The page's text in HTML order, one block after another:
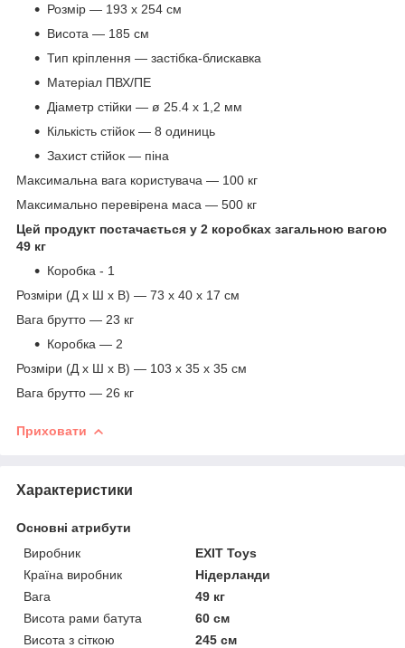
Розмір — 193 х 254 см
Висота — 185 см
Тип кріплення — застібка-блискавка
Матеріал ПВХ/ПЕ
Діаметр стійки — ø 25.4 x 1,2 мм
Кількість стійок — 8 одиниць
Захист стійок — піна
Максимальна вага користувача — 100 кг
Максимально перевірена маса — 500 кг
Цей продукт постачається у 2 коробках загальною вагою
49 кг
Коробка - 1
Розміри (Д х Ш х В) — 73 х 40 х 17 см
Вага брутто — 23 кг
Коробка — 2
Розміри (Д х Ш х В) — 103 х 35 х 35 см
Вага брутто — 26 кг
Приховати
Характеристики
Основні атрибути
Виробник
EXIT Toys
Країна виробник
Нідерланди
Вага
49 кг
Висота рами батута
60 см
Висота з сіткою
245 см